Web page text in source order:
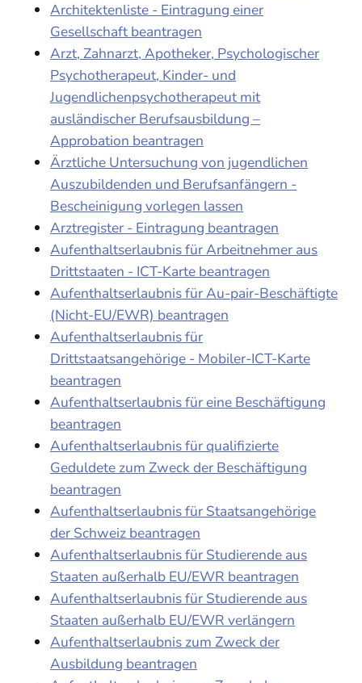
Architektenliste - Eintragung einer
Gesellschaft beantragen
Arzt, Zahnarzt, Apotheker, Psychologischer
Psychotherapeut, Kinder- und
Jugendlichenpsychotherapeut mit
ausländischer Berufsausbildung –
Approbation beantragen
Ärztliche Untersuchung von jugendlichen
Auszubildenden und Berufsanfängern -
Bescheinigung vorlegen lassen
Arztregister - Eintragung beantragen
Aufenthaltserlaubnis für Arbeitnehmer aus
Drittstaaten - ICT-Karte beantragen
Aufenthaltserlaubnis für Au-pair-Beschäftigte
(Nicht-EU/EWR) beantragen
Aufenthaltserlaubnis für
Drittstaatsangehörige - Mobiler-ICT-Karte
beantragen
Aufenthaltserlaubnis für eine Beschäftigung
beantragen
Aufenthaltserlaubnis für qualifizierte
Geduldete zum Zweck der Beschäftigung
beantragen
Aufenthaltserlaubnis für Staatsangehörige
der Schweiz beantragen
Aufenthaltserlaubnis für Studierende aus
Staaten außerhalb EU/EWR beantragen
Aufenthaltserlaubnis für Studierende aus
Staaten außerhalb EU/EWR verlängern
Aufenthaltserlaubnis zum Zweck der
Ausbildung beantragen